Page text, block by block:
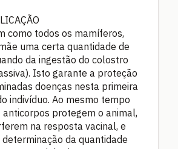
como todos os mamíferos,
uma certa quantidade de
da ingestão do colostro
Isto garante a proteção
doenças nesta primeira
indivíduo. Ao mesmo tempo
anticorpos protegem o animal,
na resposta vacinal, e
da quantidade